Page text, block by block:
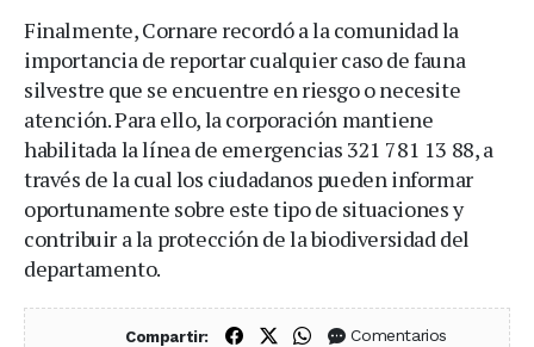
Finalmente, Cornare recordó a la comunidad la
importancia de reportar cualquier caso de fauna
silvestre que se encuentre en riesgo o necesite
atención. Para ello, la corporación mantiene
habilitada la línea de emergencias 321 781 13 88, a
través de la cual los ciudadanos pueden informar
oportunamente sobre este tipo de situaciones y
contribuir a la protección de la biodiversidad del
departamento.
Compartir: Compartir en Facebook
Compartir en X (Twitter)
Compartir en WhatsApp
Comentarios